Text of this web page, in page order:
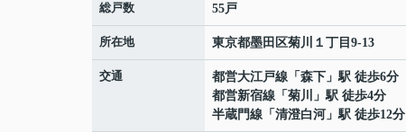
総戸数 55戸
所在地 東京都墨田区菊川 １丁目9-13
交通 都営大江戸線 「 森下 」駅 徒歩6分
都営新宿線 「 菊川
」駅 徒歩4分
半蔵門線 「 清澄白河 」駅 徒歩12分